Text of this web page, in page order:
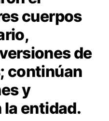
cuerpos
de
continúan
y
la entidad.